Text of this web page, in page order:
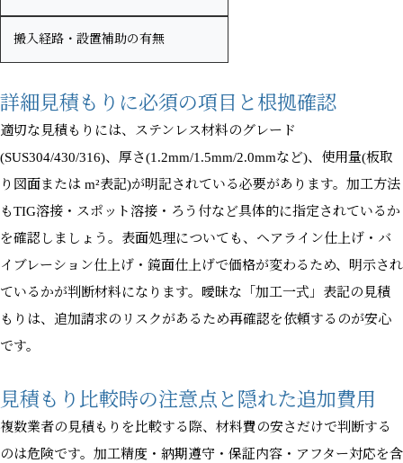
搬入経路・設置補助の有無
詳細見積もりに必須の項目と根拠確認
適切な見積もりには、ステンレス材料のグレード
(SUS304/430/316)、厚さ(1.2mm/1.5mm/2.0mmなど)、使用量(板取
り図面または m²表記)が明記されている必要があります。加工方法
もTIG溶接・スポット溶接・ろう付など具体的に指定されているか
を確認しましょう。表面処理についても、ヘアライン仕上げ・バ
イブレーション仕上げ・鏡面仕上げで価格が変わるため、明示され
ているかが判断材料になります。曖昧な「加工一式」表記の見積
もりは、追加請求のリスクがあるため再確認を依頼するのが安心
です。
見積もり比較時の注意点と隠れた追加費用
複数業者の見積もりを比較する際、材料費の安さだけで判断する
のは危険です。加工精度・納期遵守・保証内容・アフター対応を含